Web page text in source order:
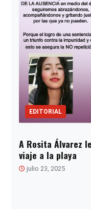
EDITORIAL
A Rosita Álvarez
viaje a la playa
julio 23, 2025